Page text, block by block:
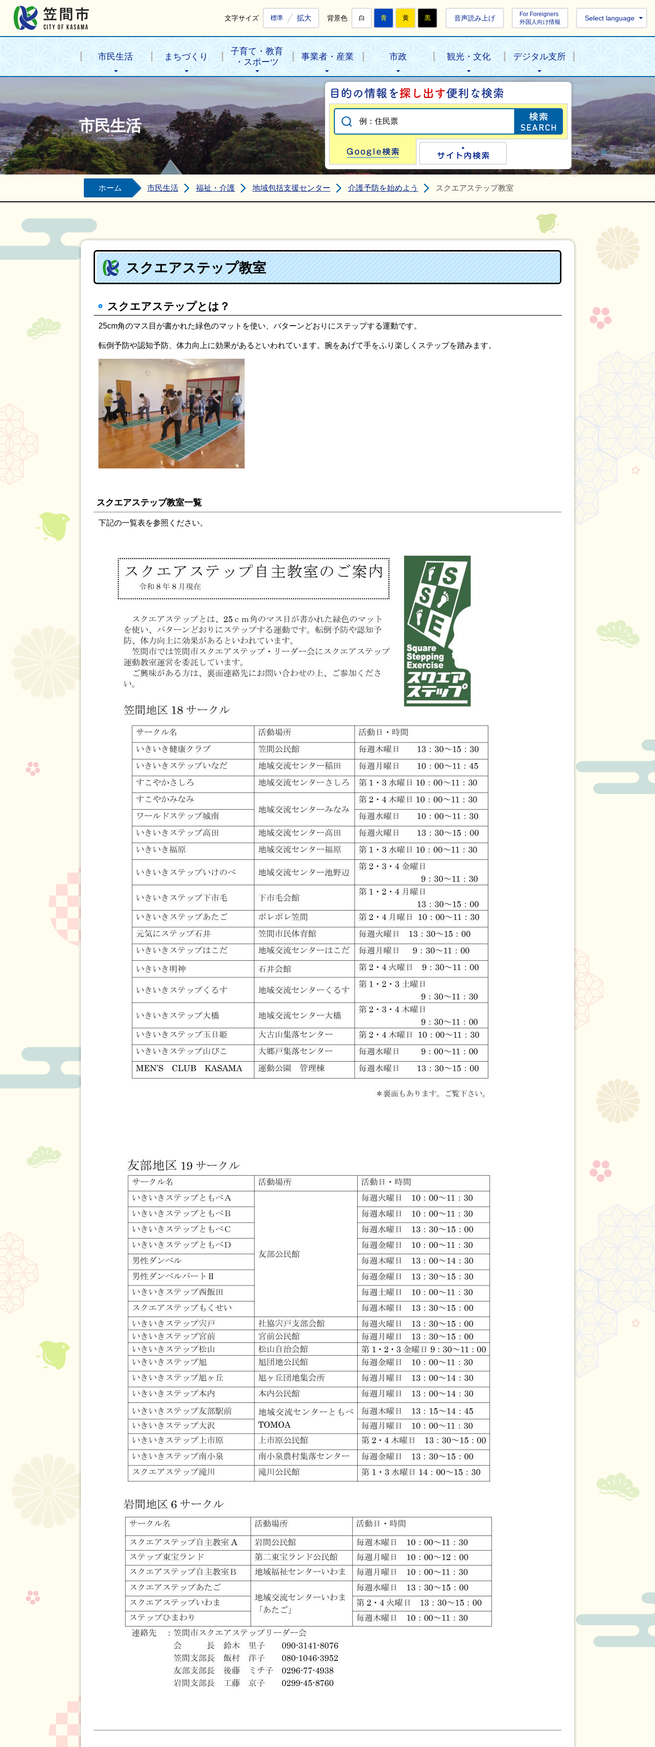
文字サイズ 標準 拡大 背景色 白 青 黄 黒 音声読み上げ
For Foreigners
外国人向け情報
Select language
市民生活 まちづくり
子育て・教育
・スポーツ
事業者・産業 市政 観光・文化 デジタル支所
市民生活
目的の情報を探
Google検索
ホーム 市民生活 福祉・介護 地域包括支援センター 介護予防を始めよう スクエアステップ教室
スクエアステップ教室
スクエアステップとは？
25cm角のマス目が書かれた緑色のマットを使い、パターンどおりにステップする運動です。
転倒予防や認知予防、体力向上に効果があるといわれています。腕をあげて手をふり楽しくステップを踏みます。
スクエアステップ教室一覧
下記の一覧表を参照ください。